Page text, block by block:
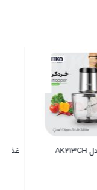
غذاساز آیکو مدل AK461FP